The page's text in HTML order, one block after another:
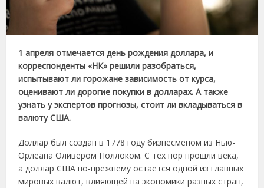
1 апреля отмечается день рождения доллара, и
корреспонденты «НК» решили разобраться,
испытывают ли горожане зависимость от курса,
оценивают ли дорогие покупки в долларах. А также
узнать у экспертов прогнозы, стоит ли вкладываться в
валюту США.
Доллар был создан в 1778 году бизнесменом из Нью-
Орлеана Оливером Поллоком. С тех пор прошли века,
а доллар США по-прежнему остается одной из главных
мировых валют, влияющей на экономики разных стран,